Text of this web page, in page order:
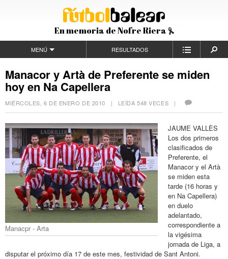
En memoria de Nofre Riera
MENÚ RESULTADOS
Manacor y Artà de Preferente se miden
hoy en Na Capellera
MIÉRCOLES, 6 DE ENERO DE 2010 | LEÍDA 548 VECES |
Manacpr - Arta
JAUME VALLÈS
Los dos primeros
clasificados de
Preferente, el
Manacor y el Artà
se miden esta
tarde (16 horas y
en Na Capellera)
en duelo
adelantado,
correspondiente a
la vigésima
jornada de Liga, a
disputar el próximo día 17 de este mes, festividad de Sant Antoni.